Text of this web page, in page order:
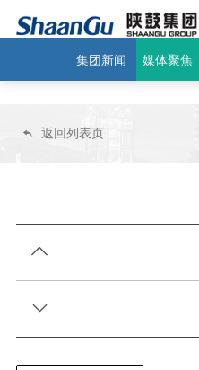
集团新闻 媒体聚焦
 返回列表页

